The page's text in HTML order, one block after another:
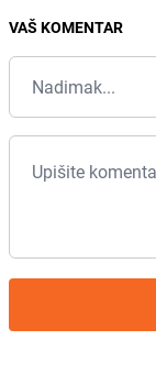
VAŠ KOMENTAR